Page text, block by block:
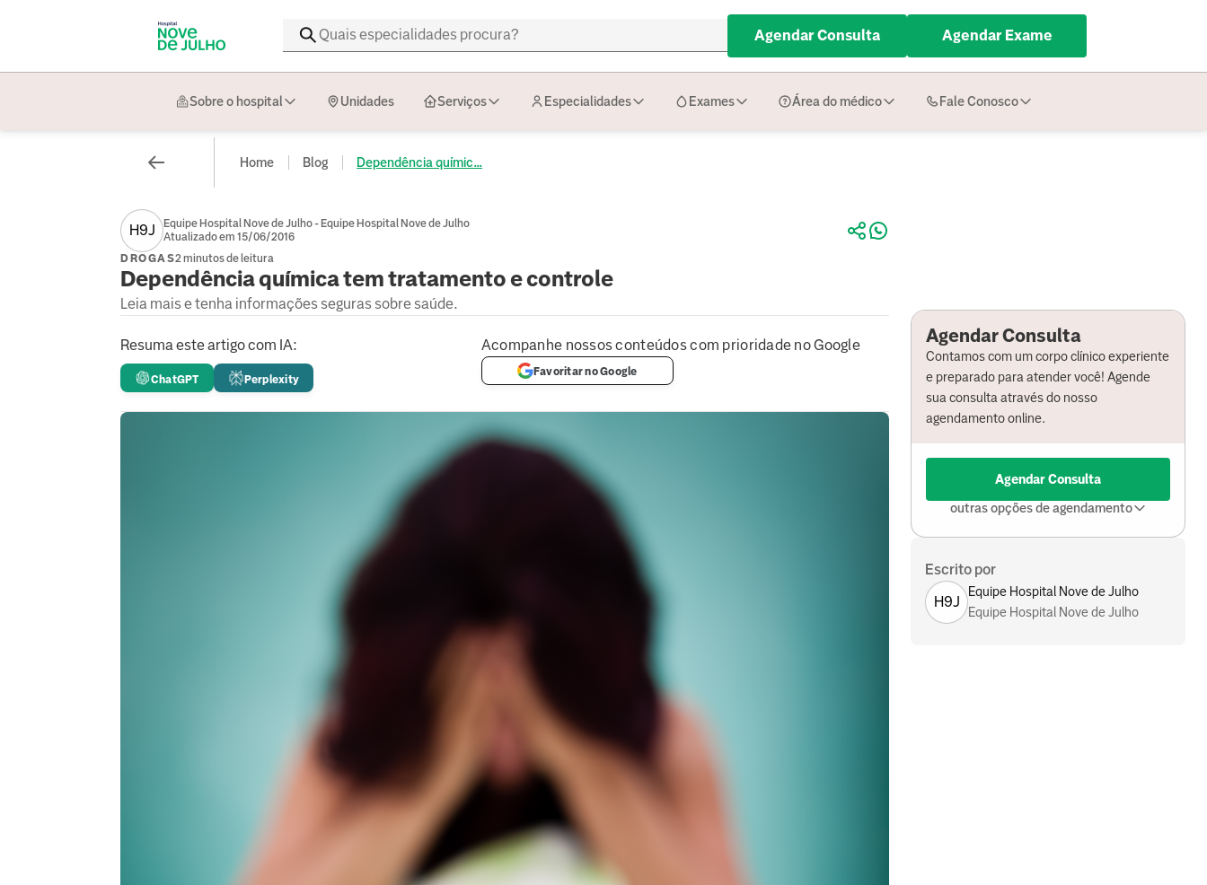
Agendar Consulta Agendar Exame
Sobre o hospital Unidades Serviços Especialidades Exames Área do médico Fale Conosco
Home Blog Dependência químic...
H9J
Equipe Hospital Nove de Julho - Equipe Hospital Nove de Julho
Atualizado em 15/06/2016
DROGAS2 minutos de leitura
Dependência química tem tratamento e controle
Leia mais e tenha informações seguras sobre saúde.
Resuma este artigo com IA:
ChatGPT Perplexity
Acompanhe nossos conteúdos com prioridade no Google
Favoritar no Google
Agendar Consulta
Contamos com um corpo clínico experiente
e preparado para atender você! Agende
sua consulta através do nosso
agendamento online.
Agendar Consulta
outras opções de agendamento
Escrito por
H9J
Equipe Hospital Nove de Julho
Equipe Hospital Nove de Julho